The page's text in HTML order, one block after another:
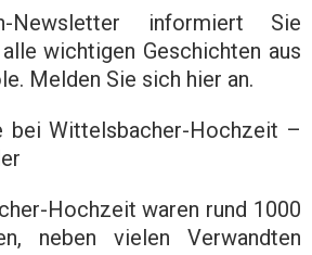
Newsletter informiert Sie
wichtigen Geschichten aus
Melden Sie sich hier an.
bei Wittelsbacher-Hochzeit –
Hochzeit waren rund 1000
neben vielen Verwandten